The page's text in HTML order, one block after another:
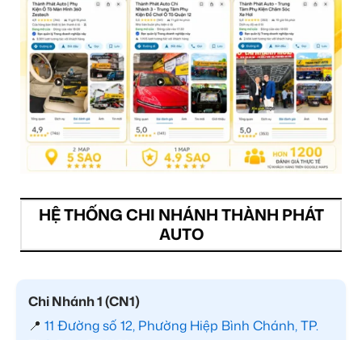
HỆ THỐNG CHI NHÁNH THÀNH PHÁT
AUTO
Chi Nhánh 1 (CN1)
📍 11 Đường số 12, Phường Hiệp Bình Chánh, TP.